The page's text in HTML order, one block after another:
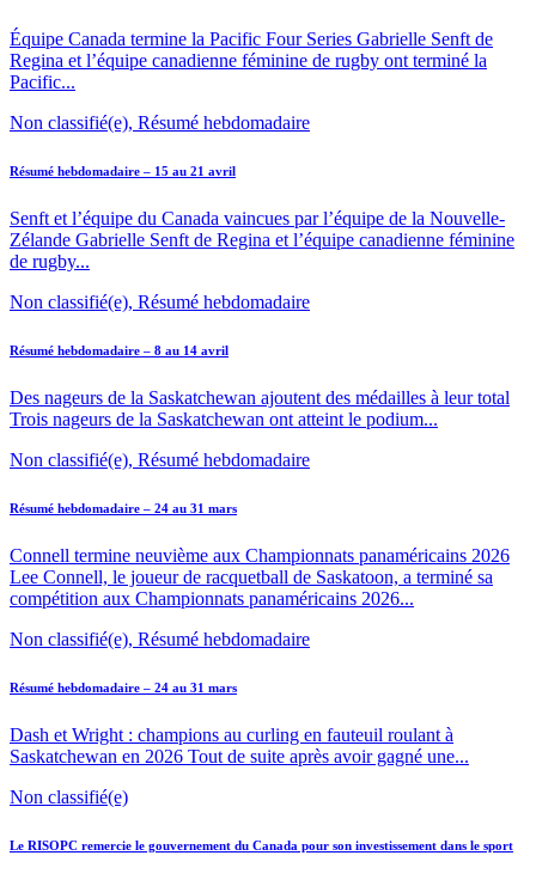
Équipe Canada termine la Pacific Four Series Gabrielle Senft de
Regina et l’équipe canadienne féminine de rugby ont terminé la
Pacific...
Non classifié(e), Résumé hebdomadaire
Résumé hebdomadaire – 15 au 21 avril
Senft et l’équipe du Canada vaincues par l’équipe de la Nouvelle-
Zélande Gabrielle Senft de Regina et l’équipe canadienne féminine
de rugby...
Non classifié(e), Résumé hebdomadaire
Résumé hebdomadaire – 8 au 14 avril
Des nageurs de la Saskatchewan ajoutent des médailles à leur total
Trois nageurs de la Saskatchewan ont atteint le podium...
Non classifié(e), Résumé hebdomadaire
Résumé hebdomadaire – 24 au 31 mars
Connell termine neuvième aux Championnats panaméricains 2026
Lee Connell, le joueur de racquetball de Saskatoon, a terminé sa
compétition aux Championnats panaméricains 2026...
Non classifié(e), Résumé hebdomadaire
Résumé hebdomadaire – 24 au 31 mars
Dash et Wright : champions au curling en fauteuil roulant à
Saskatchewan en 2026 Tout de suite après avoir gagné une...
Non classifié(e)
Le RISOPC remercie le gouvernement du Canada pour son investissement dans le sport